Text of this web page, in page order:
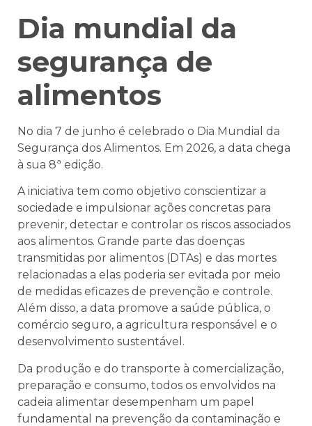
Dia mundial da
segurança de
alimentos
No dia 7 de junho é celebrado o Dia Mundial da
Segurança dos Alimentos. Em 2026, a data chega
à sua 8ª edição.
A iniciativa tem como objetivo conscientizar a
sociedade e impulsionar ações concretas para
prevenir, detectar e controlar os riscos associados
aos alimentos. Grande parte das doenças
transmitidas por alimentos (DTAs) e das mortes
relacionadas a elas poderia ser evitada por meio
de medidas eficazes de prevenção e controle.
Além disso, a data promove a saúde pública, o
comércio seguro, a agricultura responsável e o
desenvolvimento sustentável.
Da produção e do transporte à comercialização,
preparação e consumo, todos os envolvidos na
cadeia alimentar desempenham um papel
fundamental na prevenção da contaminação e